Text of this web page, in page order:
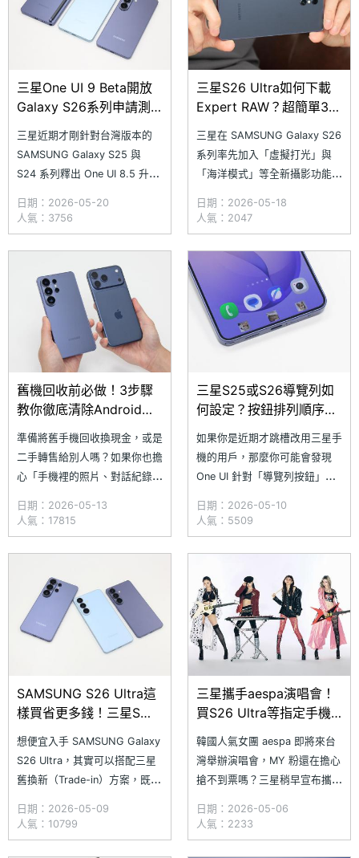
三星One UI 9 Beta開放
Galaxy S26系列申請測
上線
三星近期才剛針對台灣版本的
SAMSUNG Galaxy S25 與
S24 系列釋出 One UI 8.5 升
Galaxy S26 系列啟動基於
Android 17 的 One UI 9 Beta
測試計畫，並同步迎來 4 大重
點升級。One UI 9 Beta 首波測
日期：2026-05-20
人氣：3756
三星S26 Ultra如何下載
Expert RAW？超簡單3步
三星在 SAMSUNG Galaxy S26
系列率先加入「虛擬打光」與
「海洋模式」等全新攝影功能，
相機設定找不到這些功能呢？其
實通通都藏在「Expert RAW」
這款進階攝影工具裡面，而且不
需要開啟商店慢慢搜尋，只要透
過 Galaxy S26 系列的原生相機
就能一鍵引導
日期：2026-05-18
人氣：2047
舊機回收前必做！3步驟
教你徹底清除Android與
iPhone手機資料
準備將舊手機回收換現金，或是
二手轉售給別人嗎？如果你也擔
心「手機裡的照片、對話紀錄與
的風險」，小編今天特別整理舊
機回收前必做的 3 步驟完全清
除資料教學，無論你是使用
iPhone，只要跟著這 3 個標準
流程進行備份與重置，就能將手
機完美恢
日期：2026-05-13
人氣：17815
三星S25或S26導覽列如
何設定？按鈕排列順序與
自訂圖案教學一次看懂
如果你是近期才跳槽改用三星手
機的用戶，那麼你可能會發現
One UI 針對「導覽列按鈕」的
鍵、多功能鍵這三顆按鈕，對比
我們過去熟悉的 Android 排列
順序恰巧相反。假如你正好更換
三星 S25、S26 系列手機，同
時對於 One UI 預設的導覽列按
鈕順序不太適應，今天
日期：2026-05-10
人氣：5509
SAMSUNG S26 Ultra這
樣買省更多錢！三星S系
次看
想便宜入手 SAMSUNG Galaxy
S26 Ultra，其實可以搭配三星
舊換新（Trade-in）方案，既能
甚至還有機會用 0 元把 Galaxy
S26 Ultra 帶回家。另外，三星
日期：2026-05-09
人氣：10799
三星攜手aespa演唱會！
買S26 Ultra等指定手機
韓國人氣女團 aespa 即將來台
灣舉辦演唱會，MY 粉還在擔心
搶不到票嗎？三星稍早宣布攜手
要在 5/6~5/14 期間於三星智慧
館購買指定三星手機，包含
日期：2026-05-06
人氣：2233